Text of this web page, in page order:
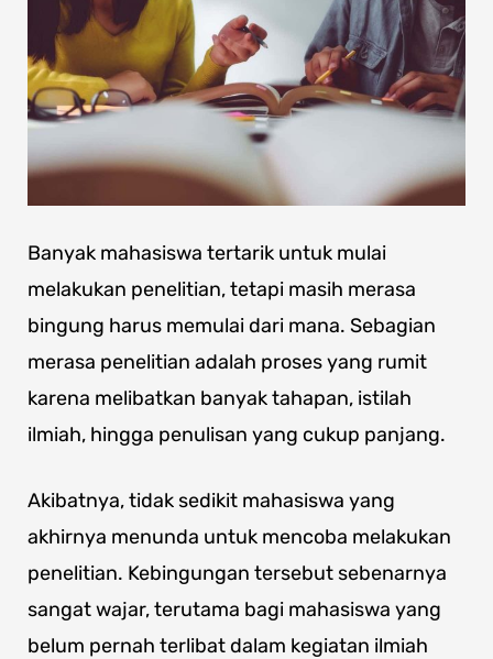
Banyak mahasiswa tertarik untuk mulai
melakukan penelitian, tetapi masih merasa
bingung harus memulai dari mana. Sebagian
merasa penelitian adalah proses yang rumit
karena melibatkan banyak tahapan, istilah
ilmiah, hingga penulisan yang cukup panjang.
Akibatnya, tidak sedikit mahasiswa yang
akhirnya menunda untuk mencoba melakukan
penelitian. Kebingungan tersebut sebenarnya
sangat wajar, terutama bagi mahasiswa yang
belum pernah terlibat dalam kegiatan ilmiah